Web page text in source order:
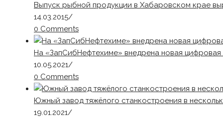
Выпуск рыбной продукции в Хабаровском крае
14.03.2015/
0 Comments
На «ЗапСибНефтехиме» внедрена новая
10.05.2021/
0 Comments
Южный завод тяжёлого станкостроения в
19.01.2021/